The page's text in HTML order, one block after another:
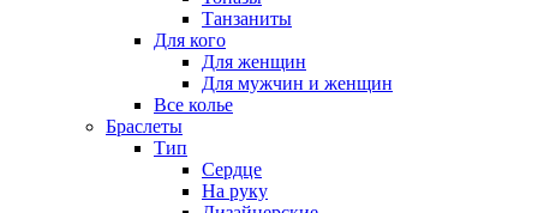
Танзаниты
Для кого
Для женщин
Для мужчин и женщин
Все колье
Браслеты
Тип
Сердце
На руку